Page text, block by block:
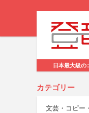
日本最大級の
カテゴリー
文芸・コピー